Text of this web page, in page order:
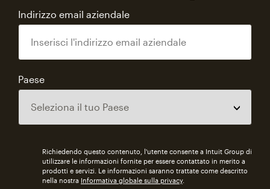
Indirizzo email aziendale
Paese
Richiedendo questo contenuto, l'utente consente a Intuit Group di
utilizzare le informazioni fornite per essere contattato in merito a
prodotti e servizi. Le informazioni saranno trattate come descritto
nella nostra Informativa globale sulla privacy.